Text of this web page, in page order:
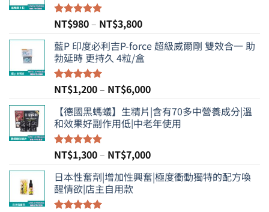
評分5.00
滿分 5
NT$980– NT$3,800價
範
圍：
到
NT$3,800
藍P 印度必利吉P-force 超級威爾剛 雙效合一 助
勃延時 更持久 4粒/盒
評分 5.00
滿分 5
NT$1,200– NT$6,000價
範
圍：
到
【德國黑螞蟻】生精片|含有70多中營養成分|溫
和效果好副作用低|中老年使用
評分 5.00
滿分 5
NT$1,300– NT$7,000價
範
日本性奮劑|增加性興奮|極度衝動獨特的配方喚
醒情欲|店主自用款